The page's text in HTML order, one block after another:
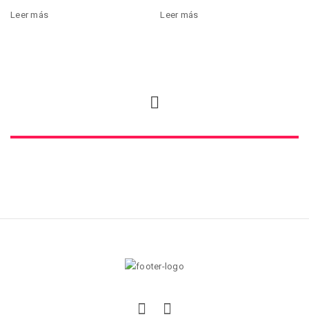
Leer más Leer más